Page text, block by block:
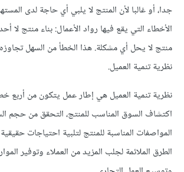
جدا، أو غالبا لأن المنتج لا يلبي أي حاجة لدى
الأخطاء التي يقع فيها رواد الأعمال: بناء منتج لا
منتج لا يحل أي مشكلة. هذا الخطأ من السهل
نظرية تنمية العميل.
نظرية تنمية العميل هي إطار عمل يتكون من أربع
اكتشاف السوق المناسب للمنتج، التحقق من حجم
المواصفات المناسبة للمنتج لتلبية احتياجات
الطرق الملائمة لجلب المزيد من العملاء وتوفير